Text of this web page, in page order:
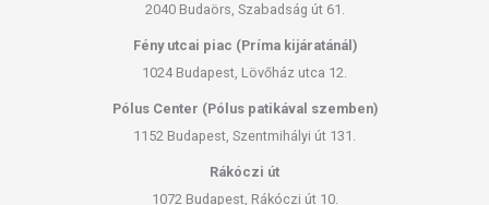
2040 Budaörs, Szabadság út 61.
Fény utcai piac (Príma kijáratánál)
1024 Budapest, Lövőház utca 12.
Pólus Center (Pólus patikával szemben)
1152 Budapest, Szentmihályi út 131.
Rákóczi út
1072 Budapest, Rákóczi út 10.